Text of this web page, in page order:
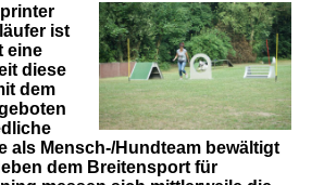
ist
eine
diese
dem
als Mensch-/Hundteam bewältigt
dem Breitensport für